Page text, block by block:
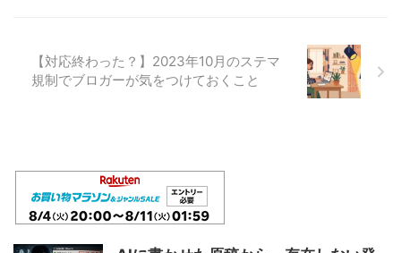
【対応終わった？】2023年10月のステマ
規制でブロガーが気をつけておくこと